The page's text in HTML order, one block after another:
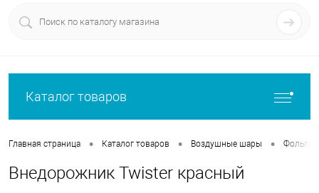
Каталог товаров
Главная страница • Каталог товаров • Воздушные шары •
Внедорожник Twister красный